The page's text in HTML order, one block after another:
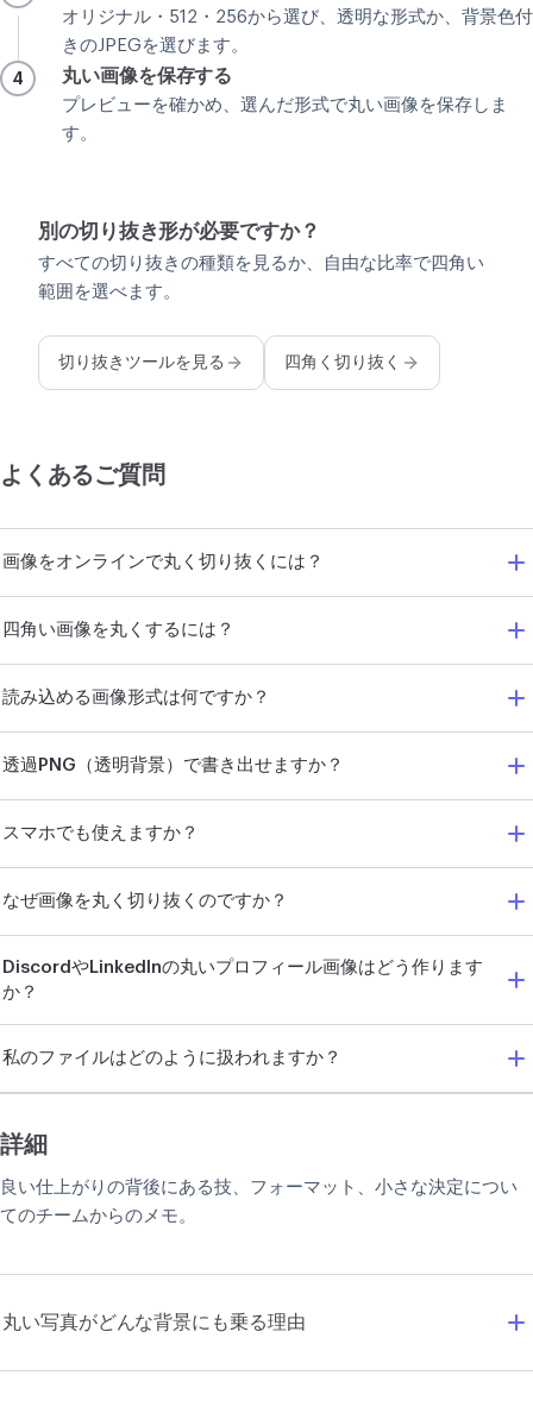
オリジナル・512・256から選び、透明な形式か、背景色付
きのJPEGを選びます。
4 丸い画像を保存する
プレビューを確かめ、選んだ形式で丸い画像を保存しま
す。
別の切り抜き形が必要ですか？
すべての切り抜きの種類を見るか、自由な比率で四角い
範囲を選べます。
切り抜きツールを見る 四角く切り抜く
よくあるご質問
画像をオンラインで丸く切り抜くには？
四角い画像を丸くするには？
読み込める画像形式は何ですか？
透過PNG（透明背景）で書き出せますか？
スマホでも使えますか？
なぜ画像を丸く切り抜くのですか？
DiscordやLinkedInの丸いプロフィール画像はどう作ります
か？
私のファイルはどのように扱われますか？
詳細
良い仕上がりの背後にある技、フォーマット、小さな決定につい
てのチームからのメモ。
丸い写真がどんな背景にも乗る理由